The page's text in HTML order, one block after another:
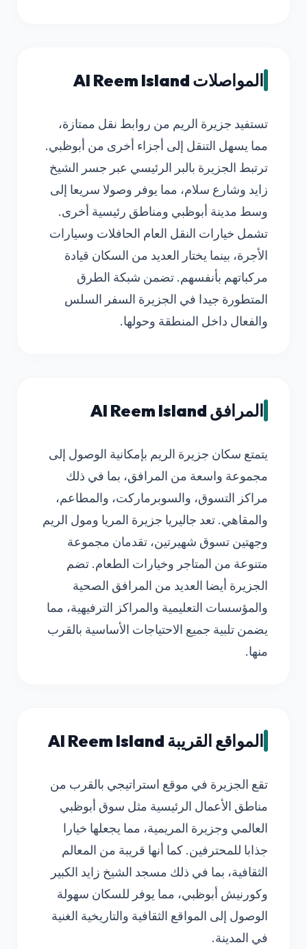
المواصلات Al Reem Island
تستفيد جزيرة الريم من روابط نقل ممتازة،
مما يسهل التنقل إلى أجزاء أخرى من أبوظبي.
ترتبط الجزيرة بالبر الرئيسي عبر جسر الشيخ
زايد وشارع سلام، مما يوفر وصولا سريعا إلى
وسط مدينة أبوظبي ومناطق رئيسية أخرى.
تشمل خيارات النقل العام الحافلات وسيارات
الأجرة، بينما يختار العديد من السكان قيادة
مركباتهم بأنفسهم. تضمن شبكة الطرق
المتطورة جيدا في الجزيرة السفر السلس
والفعال داخل المنطقة وحولها.
المرافق Al Reem Island
يتمتع سكان جزيرة الريم بإمكانية الوصول إلى
مجموعة واسعة من المرافق، بما في ذلك
مراكز التسوق، والسوبرماركت، والمطاعم،
والمقاهي. تعد جاليريا جزيرة المريا ومول الريم
وجهتين تسوق شهيرتين، تقدمان مجموعة
متنوعة من المتاجر وخيارات الطعام. تضم
الجزيرة أيضا العديد من المرافق الصحية
والمؤسسات التعليمية والمراكز الترفيهية، مما
يضمن تلبية جميع الاحتياجات الأساسية بالقرب
منها.
المواقع القريبة Al Reem Island
تقع الجزيرة في موقع استراتيجي بالقرب من
مناطق الأعمال الرئيسية مثل سوق أبوظبي
العالمي وجزيرة المريمية، مما يجعلها خيارا
جذابا للمحترفين. كما أنها قريبة من المعالم
الثقافية، بما في ذلك مسجد الشيخ زايد الكبير
وكورنيش أبوظبي، مما يوفر للسكان سهولة
الوصول إلى المواقع الثقافية والتاريخية الغنية
في المدينة.